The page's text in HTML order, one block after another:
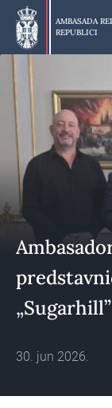
Preskoči
glavni
deo
AMBASADA
REPUBLICI
„Sugarhill”
30. jun 2026.